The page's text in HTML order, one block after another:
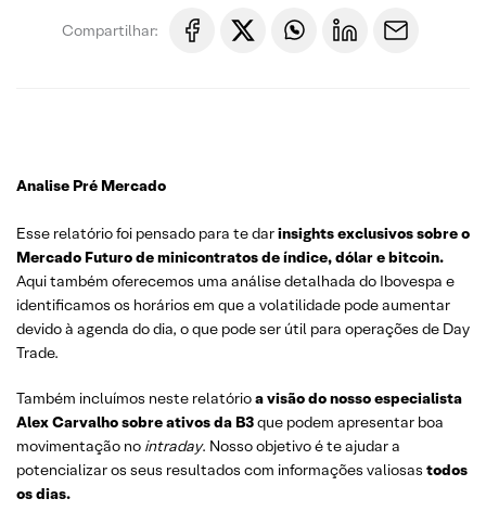
Compartilhar:
Analise Pré Mercado
Esse relatório foi pensado para te darinsights exclusivos sobre o
Mercado Futuro de minicontratos de índice, dólar e bitcoin.
Aqui também oferecemos uma análise detalhada do Ibovespa e
identificamos os horários em que a volatilidade pode aumentar
devido à agenda do dia, o que pode ser útil para operações de Day
Trade.
Também incluímos neste relatórioa visão do nosso especialista
Alex Carvalho sobre ativos da B3que podem apresentar boa
movimentação no intraday. Nosso objetivo é te ajudar a
potencializar os seus resultados com informações valiosas todos
os dias.